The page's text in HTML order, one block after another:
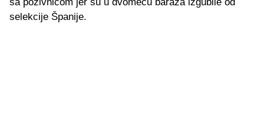
selekcije Španije.